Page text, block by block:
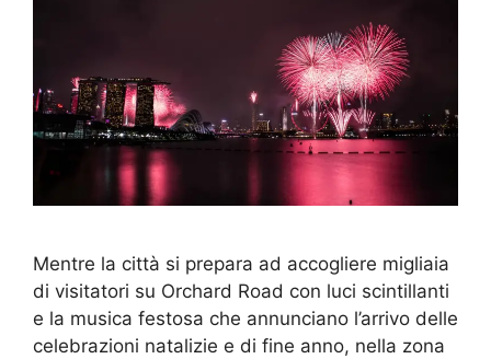
Mentre la città si prepara ad accogliere migliaia
di visitatori su Orchard Road con luci scintillanti
e la musica festosa che annunciano l’arrivo delle
celebrazioni natalizie e di fine anno, nella zona